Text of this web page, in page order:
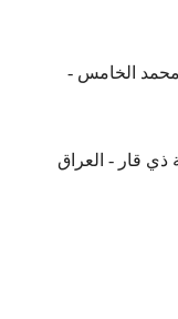
محمد الخامس -
ذي قار - العراق